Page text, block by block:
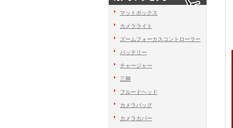
マットボックス
カメラライト
ズームフォーカスコントローラー
バッテリー
チャージャー
三脚
フルードヘッド
カメラバッグ
カメラカバー